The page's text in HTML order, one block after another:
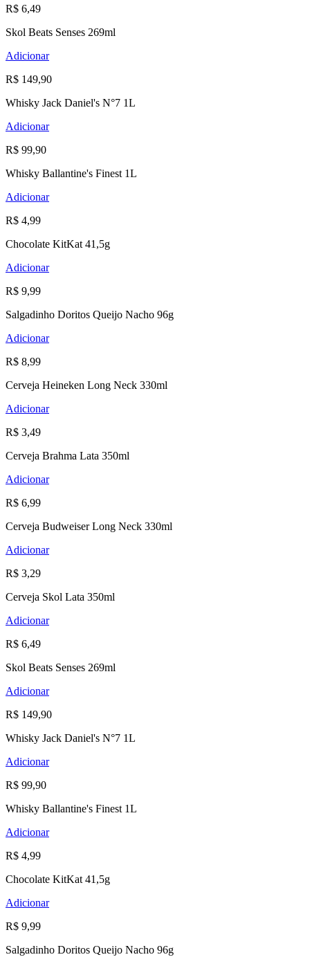
R$ 6,49
Skol Beats Senses 269ml
Adicionar
R$ 149,90
Whisky Jack Daniel's N°7 1L
Adicionar
R$ 99,90
Whisky Ballantine's Finest 1L
Adicionar
R$ 4,99
Chocolate KitKat 41,5g
Adicionar
R$ 9,99
Salgadinho Doritos Queijo Nacho 96g
Adicionar
R$ 8,99
Cerveja Heineken Long Neck 330ml
Adicionar
R$ 3,49
Cerveja Brahma Lata 350ml
Adicionar
R$ 6,99
Cerveja Budweiser Long Neck 330ml
Adicionar
R$ 3,29
Cerveja Skol Lata 350ml
Adicionar
R$ 6,49
Skol Beats Senses 269ml
Adicionar
R$ 149,90
Whisky Jack Daniel's N°7 1L
Adicionar
R$ 99,90
Whisky Ballantine's Finest 1L
Adicionar
R$ 4,99
Chocolate KitKat 41,5g
Adicionar
R$ 9,99
Salgadinho Doritos Queijo Nacho 96g